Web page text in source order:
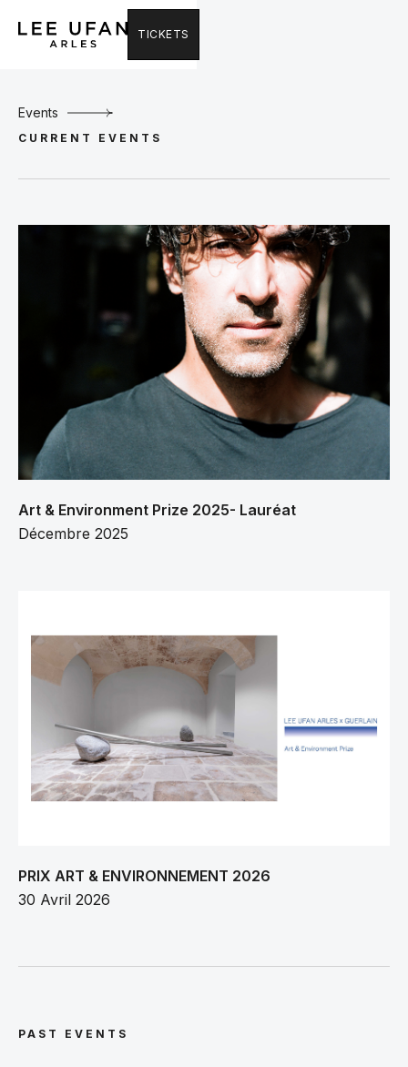
TICKETS
Events
CURRENT EVENTS
Art & Environment Prize 2025- Lauréat
Décembre 2025
PRIX ART & ENVIRONNEMENT 2026
30 Avril 2026
PAST EVENTS